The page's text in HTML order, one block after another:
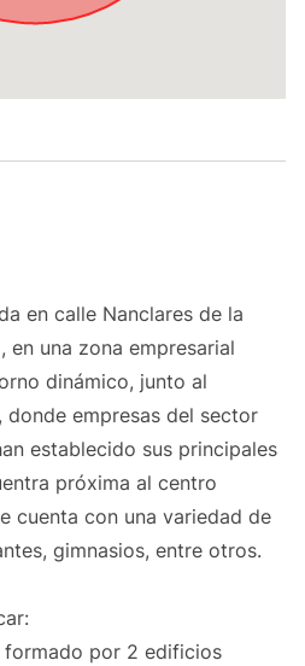
en calle Nanclares de la
en una zona empresarial
dinámico, junto al
donde empresas del sector
establecido sus principales
próxima al centro
cuenta con una variedad de
gimnasios, entre otros.
por 2 edificios